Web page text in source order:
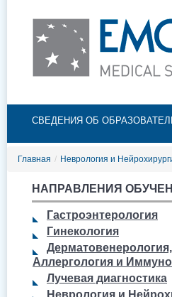
Главное меню
СВЕДЕНИЯ ОБ
Главная / Неврология и
НАПРАВЛЕНИЯ
Гастроэнтерология
Гинекология
Дерматовенерология,
Аллергология и
Лучевая диагностика
Неврология и